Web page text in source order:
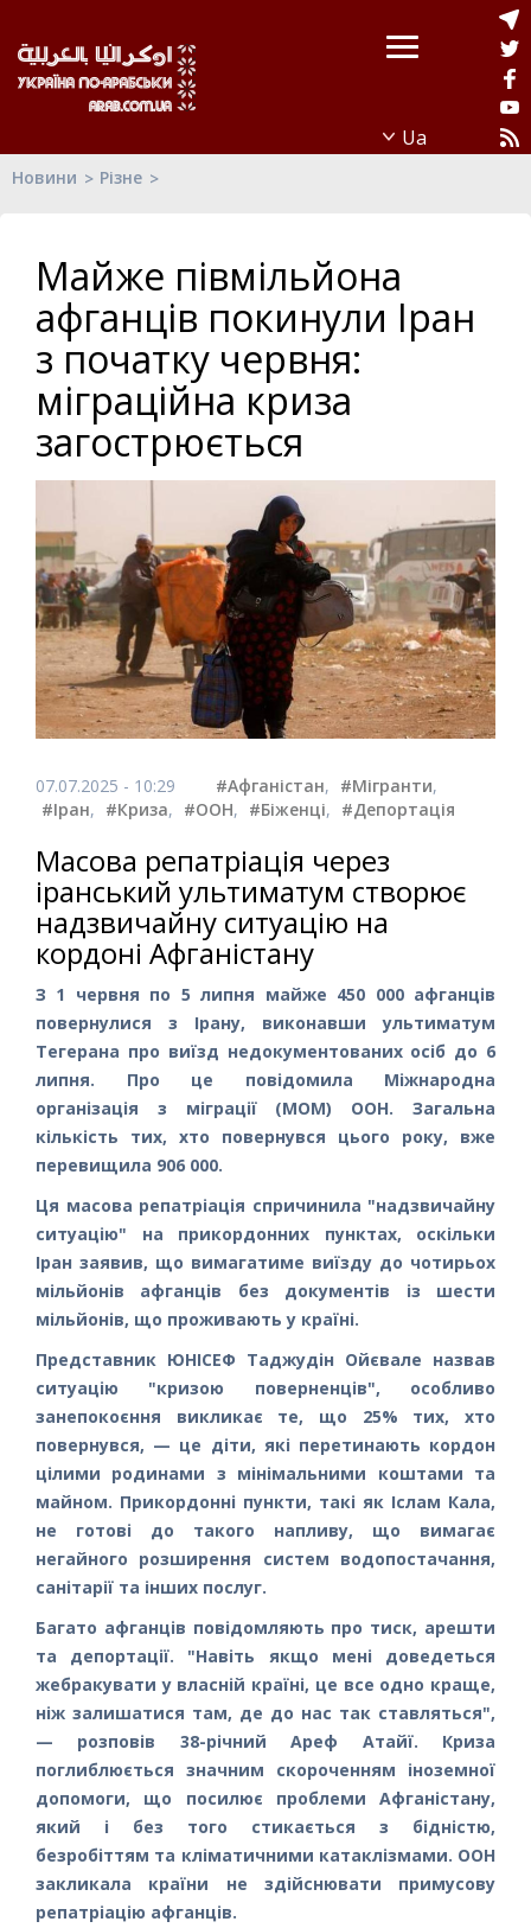
Новини Різне
Майже півмільйона
афганців покинули Іран
з початку червня:
міграційна криза
загострюється
07.07.2025 - 10:29 #Афганістан, #Мігранти,
#Іран, #Криза, #ООН, #Біженці, #Депортація
Масова репатріація через
іранський ультиматум створює
надзвичайну ситуацію на
кордоні Афганістану
З 1 червня по 5 липня майже 450 000 афганців
повернулися з Ірану, виконавши ультиматум
Тегерана про виїзд недокументованих осіб до 6
липня. Про це повідомила Міжнародна
організація з міграції (МОМ) ООН. Загальна
кількість тих, хто повернувся цього року, вже
перевищила 906 000.
Ця масова репатріація спричинила "надзвичайну
ситуацію" на прикордонних пунктах, оскільки
Іран заявив, що вимагатиме виїзду до чотирьох
мільйонів афганців без документів із шести
мільйонів, що проживають у країні.
Представник ЮНІСЕФ Таджудін Ойєвале назвав
ситуацію "кризою поверненців", особливо
занепокоєння викликає те, що 25% тих, хто
повернувся, — це діти, які перетинають кордон
цілими родинами з мінімальними коштами та
майном. Прикордонні пункти, такі як Іслам Кала,
не готові до такого напливу, що вимагає
негайного розширення систем водопостачання,
санітарії та інших послуг.
Багато афганців повідомляють про тиск, арешти
та депортації. "Навіть якщо мені доведеться
жебракувати у власній країні, це все одно краще,
ніж залишатися там, де до нас так ставляться",
— розповів 38-річний Ареф Атайї. Криза
поглиблюється значним скороченням іноземної
допомоги, що посилює проблеми Афганістану,
який і без того стикається з бідністю,
безробіттям та кліматичними катаклізмами. ООН
закликала країни не здійснювати примусову
репатріацію афганців.